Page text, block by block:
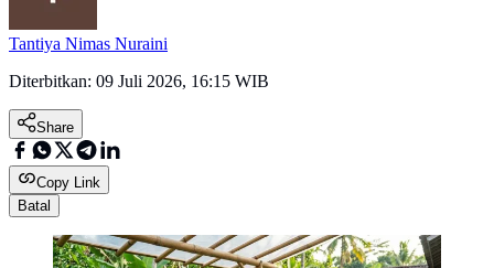
Tantiya Nimas Nuraini
Diterbitkan: 09 Juli 2026, 16:15 WIB
Share
Copy Link
Batal